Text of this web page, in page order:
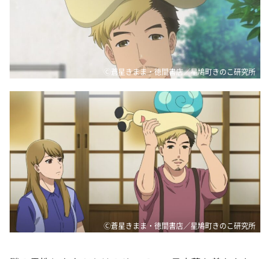
Ⓒ蒼星きまま・徳間書店／星鳩町きのこ研究所
Ⓒ蒼星きまま・徳間書店／星鳩町きのこ研究所